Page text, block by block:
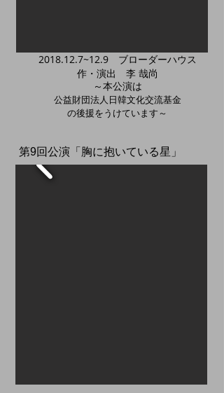
2018.12.7~12.9 ブローダーハウス
作・演出 李 哉尚
～本公演は
​公益財団法人日韓文化交流基金
の後援をうけています～
​第9回公演「胸に抱いている星」